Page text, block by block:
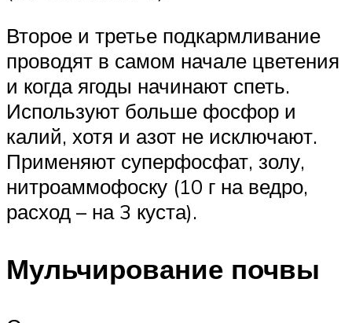
Второе и третье подкармливание
проводят в самом начале цветения
и когда ягоды начинают спеть.
Используют больше фосфор и
калий, хотя и азот не исключают.
Применяют суперфосфат, золу,
нитроаммофоску (10 г на ведро,
расход – на 3 куста).
Мульчирование почвы